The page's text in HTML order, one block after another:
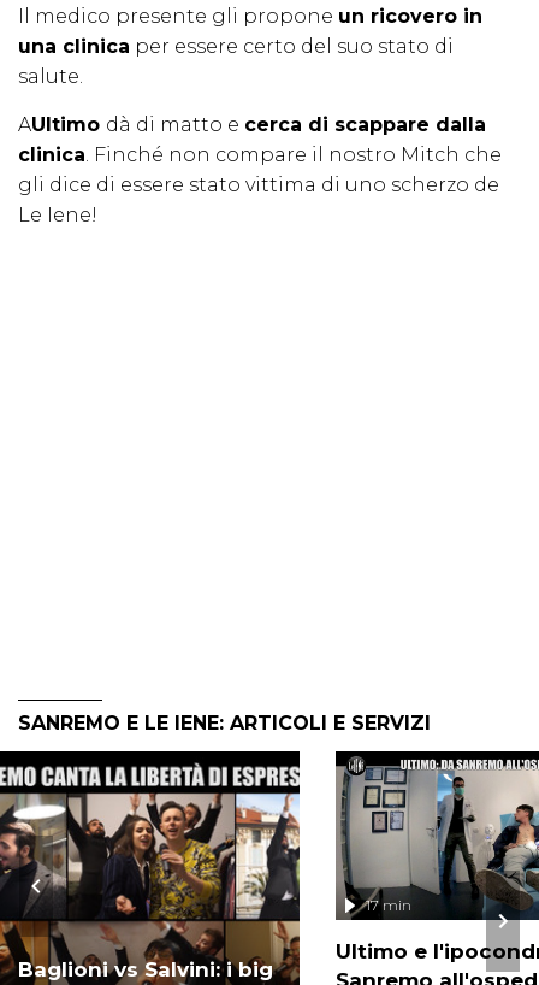
Il medico presente gli propone un ricovero in
una clinica per essere certo del suo stato di
salute.
AUltimo dà di matto e cerca di scappare dalla
clinica. Finché non compare il nostro Mitch che
gli dice di essere stato vittima di uno scherzo de
Le Iene!
SANREMO E LE IENE: ARTICOLI E SERVIZI
Baglioni vs Salvini: i big
Ultimo e
17 min